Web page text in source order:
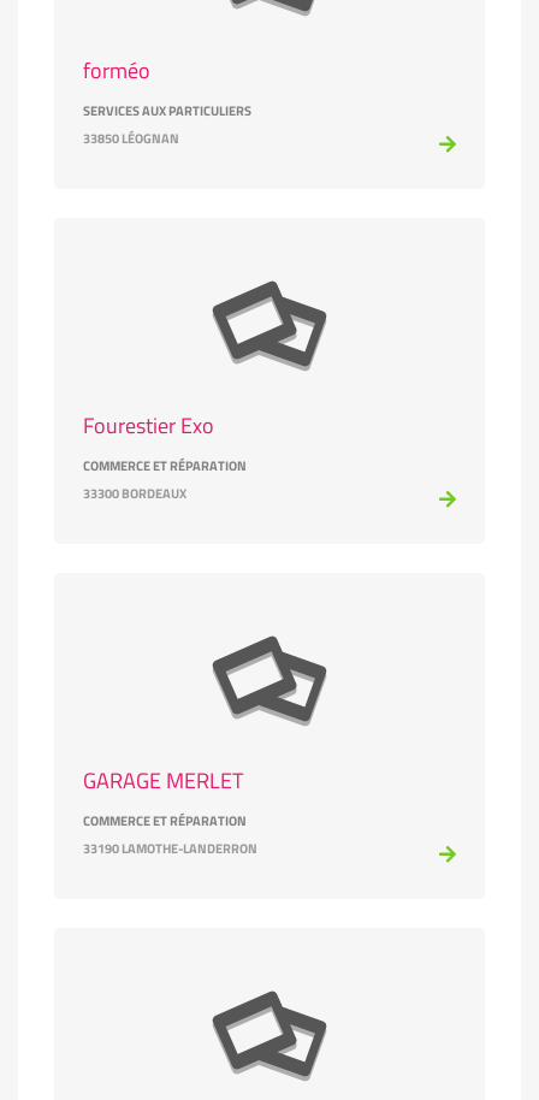
forméo
SERVICES AUX PARTICULIERS
33850 LÉOGNAN
Fourestier Exo
COMMERCE ET RÉPARATION
33300 BORDEAUX
GARAGE MERLET
COMMERCE ET RÉPARATION
33190 LAMOTHE-LANDERRON